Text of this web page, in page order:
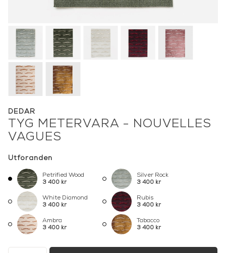
DEDAR
TYG METERVARA - NOUVELLES
VAGUES
Utföranden
Petrified Wood
3 400 kr
Silver Rock
3 400 kr
White Diamond
3 400 kr
Rubis
3 400 kr
Ambra
3 400 kr
Tabacco
3 400 kr